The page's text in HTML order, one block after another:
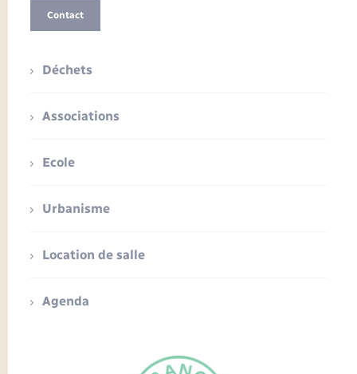
Contact
Déchets
Associations
Ecole
Urbanisme
Location de salle
Agenda